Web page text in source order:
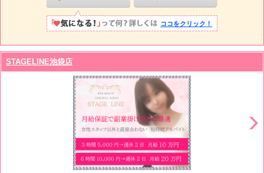
ココをクリック！
STAGELINE池袋店